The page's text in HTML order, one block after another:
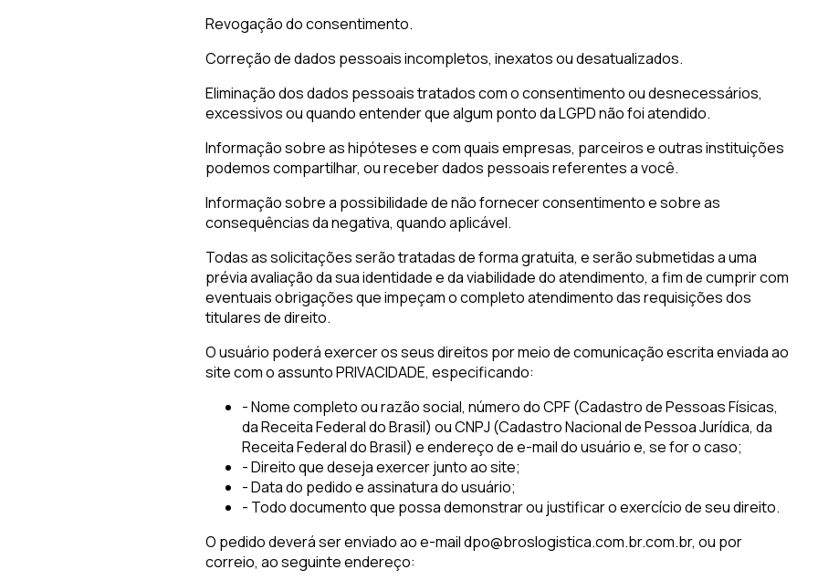
Revogação do consentimento.
Correção de dados pessoais incompletos, inexatos ou desatualizados.
Eliminação dos dados pessoais tratados com o consentimento ou desnecessários,
excessivos ou quando entender que algum ponto da LGPD não foi atendido.
Informação sobre as hipóteses e com quais empresas, parceiros e outras instituições
podemos compartilhar, ou receber dados pessoais referentes a você.
Informação sobre a possibilidade de não fornecer consentimento e sobre as
consequências da negativa, quando aplicável.
Todas as solicitações serão tratadas de forma gratuita, e serão submetidas a uma
prévia avaliação da sua identidade e da viabilidade do atendimento, a fim de cumprir com
eventuais obrigações que impeçam o completo atendimento das requisições dos
titulares de direito.
O usuário poderá exercer os seus direitos por meio de comunicação escrita enviada ao
site com o assunto PRIVACIDADE, especificando:
- Nome completo ou razão social, número do CPF (Cadastro de Pessoas Físicas,
da Receita Federal do Brasil) ou CNPJ (Cadastro Nacional de Pessoa Jurídica, da
Receita Federal do Brasil) e endereço de e-mail do usuário e, se for o caso;
- Direito que deseja exercer junto ao site;
- Data do pedido e assinatura do usuário;
- Todo documento que possa demonstrar ou justificar o exercício de seu direito.
O pedido deverá ser enviado ao e-mail dpo@broslogistica.com.br.com.br, ou por
correio, ao seguinte endereço: